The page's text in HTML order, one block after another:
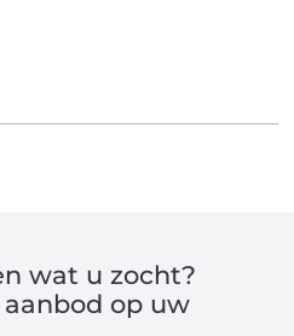
wat u zocht?
op uw